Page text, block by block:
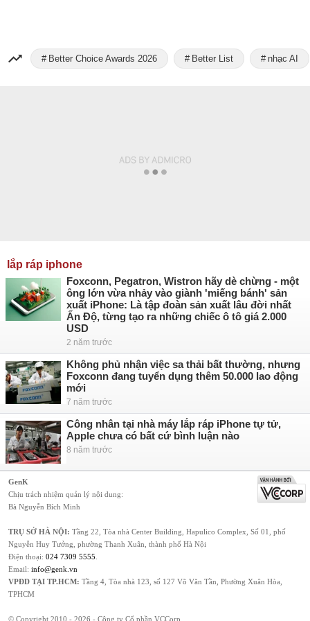
Better Choice Awards 2026 Better List nhạc AI
lắp ráp iphone
Foxconn, Pegatron, Wistron hãy dè chừng - một
ông lớn vừa nhảy vào giành 'miếng bánh' sản
xuất iPhone: Là tập đoàn sản xuất lâu đời nhất
Ấn Độ, từng tạo ra những chiếc ô tô giá 2.000
USD
2 năm trước
Không phủ nhận việc sa thải bất thường, nhưng
Foxconn đang tuyển dụng thêm 50.000 lao động
mới
7 năm trước
Công nhân tại nhà máy lắp ráp iPhone tự tử,
Apple chưa có bất cứ bình luận nào
8 năm trước
GenK
Chịu trách nhiệm quản lý nội dung:
Bà Nguyễn Bích Minh
TRỤ SỞ HÀ NỘI: Tầng 22, Tòa nhà Center Building, Hapulico Complex, Số 01, phố
Nguyễn Huy Tưởng, phường Thanh Xuân, thành phố Hà Nội
Điện thoại: 024 7309 5555
Email: info@genk.vn
VPĐD TẠI TP.HCM: Tầng 4, Tòa nhà 123, số 127 Võ Văn Tần, Phường Xuân Hòa,
TPHCM
© Copyright 2010 - 2026 - Công ty Cổ phần VCCorp